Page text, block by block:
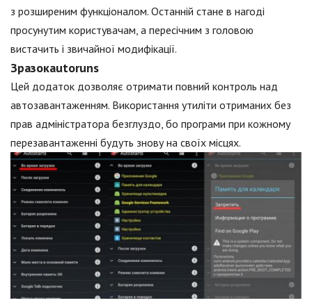
з розширеним функціоналом. Останній стане в нагоді
просунутим користувачам, а пересічним з головою
вистачить і звичайної модифікації.
Зразокautoruns
Цей додаток дозволяє отримати повний контроль над
автозавантаженням. Використання утиліти отриманих без
прав адміністратора безглуздо, бо програми при кожному
перезавантаженні будуть знову на своїх місцях.